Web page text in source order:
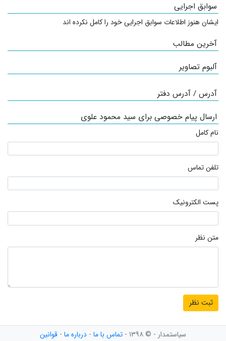
سوابق اجرایی
ایشان هنوز اطلاعات سوابق اجرایی خود را کامل نکرده اند
آخرین مطالب
آلبوم تصاویر
آدرس / آدرس دفتر
ارسال پیام خصوصی برای سید محمود علوی
نام کامل
تلفن تماس
پست الکترونیک
متن نظر
سیاستمدار - © ۱۳۹۸ - تماس با ما - درباره ما - قوانین